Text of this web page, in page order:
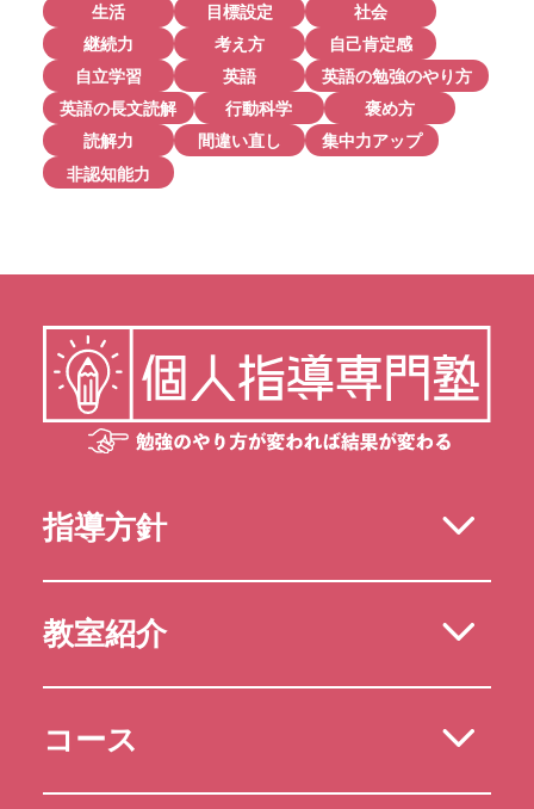
生活
目標設定
社会
継続力
考え方
自己肯定感
自立学習
英語
英語の勉強のやり方
英語の長文読解
行動科学
褒め方
読解力
間違い直し
集中力アップ
非認知能力
指導方針
教室紹介
コース